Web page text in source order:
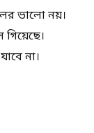
ভালো নয়।
না।